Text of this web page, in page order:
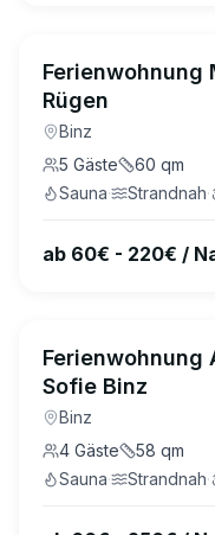
Ferienwohnung
Rügen
Binz
5 Gäste 60 qm
Sauna· Strandnah·
ab 60€ - 220€ /
Ferienwohnung
Sofie Binz
Binz
4 Gäste 58 qm
Sauna· Strandnah·